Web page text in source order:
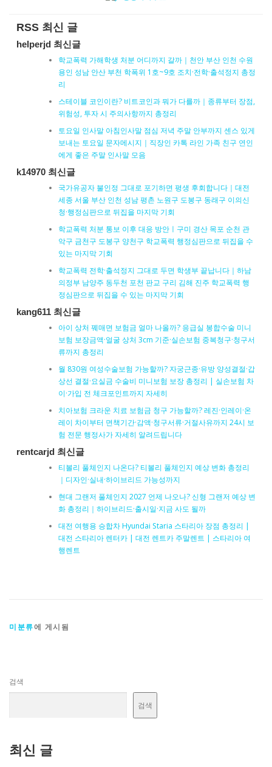
RSS 최신 글
helperjd 최신글
학교폭력 가해학생 처분 어디까지 갈까｜천안 부산 인천 수원
용인 성남 안산 부천 학폭위 1호~9호 조치·전학·출석정지 총정
리
스테이블 코인이란? 비트코인과 뭐가 다를까｜종류부터 장점,
위험성, 투자 시 주의사항까지 총정리
토요일 인사말 아침인사말 점심 저녁 주말 안부까지 센스 있게
보내는 토요일 문자메시지｜직장인 카톡 라인 가족 친구 연인
에게 좋은 주말 인사말 모음
k14970 최신글
국가유공자 불인정 그대로 포기하면 평생 후회합니다｜대전
세종 서울 부산 인천 성남 평촌 노원구 도봉구 동래구 이의신
청·행정심판으로 뒤집을 마지막 기회
학교폭력 처분 통보 이후 대응 방안ㅣ구미 경산 목포 순천 관
악구 금천구 도봉구 양천구 학교폭력 행정심판으로 뒤집을 수
있는 마지막 기회
학교폭력 전학·출석정지 그대로 두면 학생부 끝납니다｜하남
의정부 남양주 동두천 포천 판교 구리 김해 진주 학교폭력 행
정심판으로 뒤집을 수 있는 마지막 기회
kang611 최신글
아이 상처 꿰매면 보험금 얼마 나올까? 응급실 봉합수술 미니
보험 보장금액·얼굴 상처 3cm 기준·실손보험 중복청구·청구서
류까지 총정리
월 830원 여성수술보험 가능할까? 자궁근종·유방 양성결절·갑
상선 결절·요실금 수술비 미니보험 보장 총정리 | 실손보험 차
이·가입 전 체크포인트까지 자세히
치아보험 크라운 치료 보험금 청구 가능할까? 레진·인레이·온
레이 차이부터 면책기간·감액·청구서류·거절사유까지 24시 보
험 전문 행정사가 자세히 알려드립니다
rentcarjd 최신글
티볼리 풀체인지 나온다? 티볼리 풀체인지 예상 변화 총정리
｜디자인·실내·하이브리드 가능성까지
현대 그랜저 풀체인지 2027 언제 나오나? 신형 그랜저 예상 변
화 총정리｜하이브리드·출시일·지금 사도 될까
대전 여행용 승합차 Hyundai Staria 스타리아 장점 총정리 |
대전 스타리아 렌터카 | 대전 렌트카 주말렌트 | 스타리아 여
행렌트
미분류에 게시됨
검색
검색
최신 글